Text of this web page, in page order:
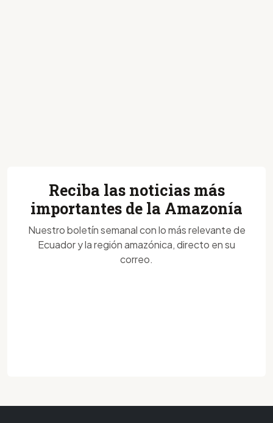
Reciba las noticias más
importantes de la Amazonía
Nuestro boletín semanal con lo más relevante de
Ecuador y la región amazónica, directo en su
correo.